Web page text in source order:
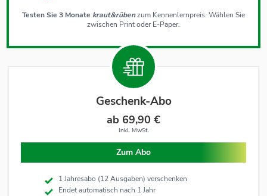
Testen Sie 3 Monate kraut&rübenzum Kennenlernpreis. Wählen Sie
zwischen Print oder E-Paper.
Geschenk-Abo
ab 69,90 €
Inkl. MwSt.
Zum Abo
1 Jahresabo (12 Ausgaben) verschenken
Endet automatisch nach 1 Jahr